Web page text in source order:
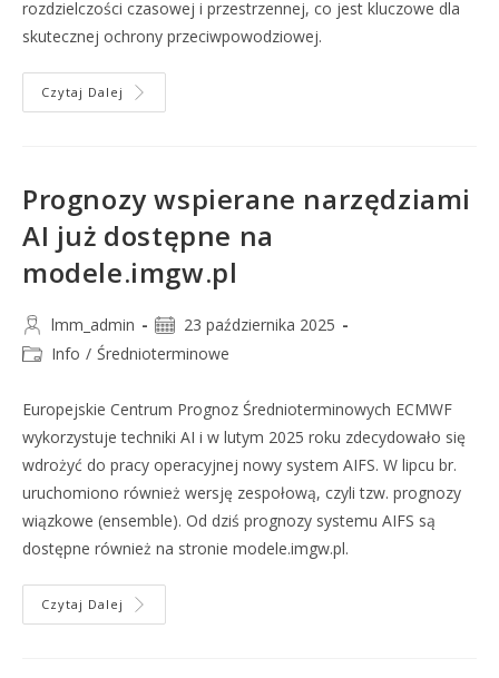
rozdzielczości czasowej i przestrzennej, co jest kluczowe dla
skutecznej ochrony przeciwpowodziowej.
Czytaj Dalej
Prognozy wspierane narzędziami
AI już dostępne na
modele.imgw.pl
lmm_admin
23 października 2025
Info / Średnioterminowe
Europejskie Centrum Prognoz Średnioterminowych ECMWF
wykorzystuje techniki AI i w lutym 2025 roku zdecydowało się
wdrożyć do pracy operacyjnej nowy system AIFS. W lipcu br.
uruchomiono również wersję zespołową, czyli tzw. prognozy
wiązkowe (ensemble). Od dziś prognozy systemu AIFS są
dostępne również na stronie modele.imgw.pl.
Czytaj Dalej